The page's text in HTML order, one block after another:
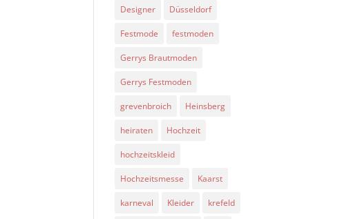
Designer Düsseldorf
Festmode festmoden
Gerrys Brautmoden
Gerrys Festmoden
grevenbroich Heinsberg
heiraten Hochzeit
hochzeitskleid
Hochzeitsmesse Kaarst
karneval Kleider krefeld